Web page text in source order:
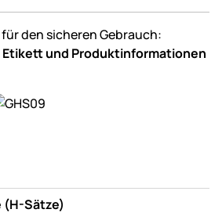
den sicheren Gebrauch:
und Produktinformationen
Sätze)